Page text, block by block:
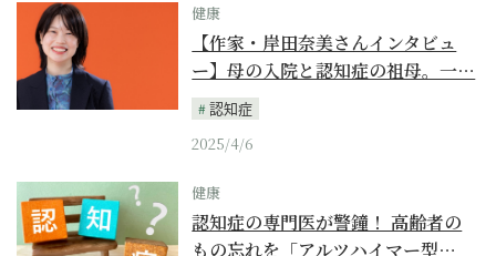
健康
【作家・岸田奈美さんインタビュ
ー】母の入院と認知症の祖母。一…
認知症
2025/4/6
健康
認知症の専門医が警鐘！ 高齢者の
もの忘れを「アルツハイマー型…